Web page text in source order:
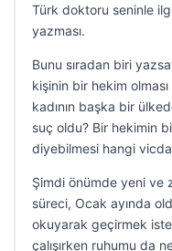
Türk doktoru seninle
yazması.
Bunu sıradan biri
kişinin bir hekim
kadının başka bir
suç oldu? Bir hekimin
diyebilmesi hangi
Şimdi önümde yeni ve
süreci, Ocak ayında
okuyarak geçirmek
çalışırken ruhumu da